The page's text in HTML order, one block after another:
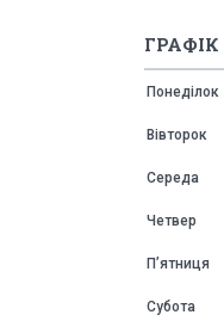
Понеділок
Вівторок
Середа
Четвер
Пʼятниця
Субота